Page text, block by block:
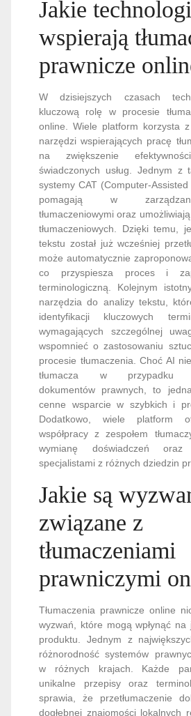
Jakie
wspierają
prawnicze
W dzisiejszych czasach
kluczową rolę w procesie
online. Wiele platform korzysta z
narzędzi wspierających pracę
na zwiększenie
świadczonych usług. Jednym z
systemy CAT (Computer-
pomagają w
tłumaczeniowymi oraz
tłumaczeniowych. Dzięki temu,
tekstu został już wcześniej
może automatycznie
co przyspiesza proces i
terminologiczną. Kolejnym
narzędzia do analizy tekstu,
identyfikacji kluczowych
wymagających szczególnej
wspomnieć o zastosowaniu
procesie tłumaczenia. Choć AI
tłumacza w przypadku
dokumentów prawnych, to
cenne wsparcie w szybkich i
Dodatkowo, wiele platform
współpracy z zespołem
wymianę doświadczeń
specjalistami z różnych dziedzin
Jakie są
związane z
tłumaczeniami
prawniczymi
Tłumaczenia prawnicze online
wyzwań, które mogą wpłynąć na
produktu. Jednym z
różnorodność systemów
w różnych krajach. Każde
unikalne przepisy oraz
sprawia, że przetłumaczenie
dogłębnej znajomości lokalnych